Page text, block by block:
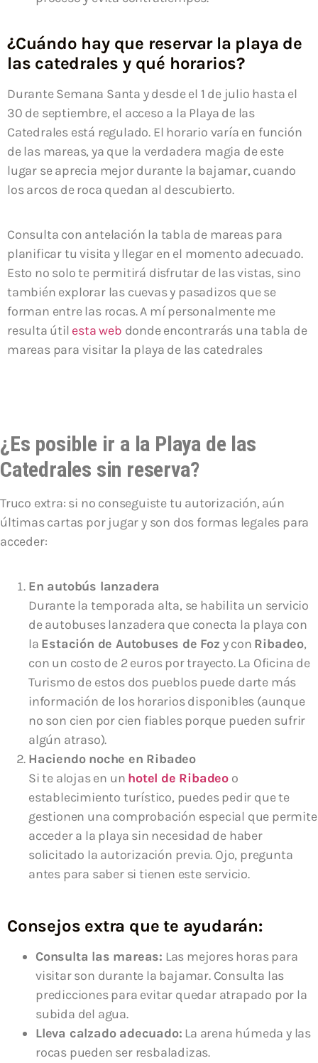
¿Cuándo hay que reservar la playa de
las catedrales y qué horarios?
Durante Semana Santa y desde el 1 de julio hasta el
30 de septiembre, el acceso a la Playa de las
Catedrales está regulado. El horario varía en función
de las mareas, ya que la verdadera magia de este
lugar se aprecia mejor durante la bajamar, cuando
los arcos de roca quedan al descubierto.
Consulta con antelación la tabla de mareas para
planificar tu visita y llegar en el momento adecuado.
Esto no solo te permitirá disfrutar de las vistas, sino
también explorar las cuevas y pasadizos que se
forman entre las rocas. A mí personalmente me
resulta útil esta web donde encontrarás una tabla de
mareas para visitar la playa de las catedrales
¿Es posible ir a la Playa de las
Catedrales sin reserva?
Truco extra: si no conseguiste tu autorización, aún
últimas cartas por jugar y son dos formas legales para
acceder:
En autobús lanzadera
Durante la temporada alta, se habilita un servicio
de autobuses lanzadera que conecta la playa con
la Estación de Autobuses de Foz y con Ribadeo,
con un costo de 2 euros por trayecto. La Oficina de
Turismo de estos dos pueblos puede darte más
información de los horarios disponibles (aunque
no son cien por cien fiables porque pueden sufrir
algún atraso).
Haciendo noche en Ribadeo
Si te alojas en un hotel de Ribadeo o
establecimiento turístico, puedes pedir que te
gestionen una comprobación especial que permite
acceder a la playa sin necesidad de haber
solicitado la autorización previa. Ojo, pregunta
antes para saber si tienen este servicio.
Consejos extra que te ayudarán:
Consulta las mareas: Las mejores horas para
visitar son durante la bajamar. Consulta las
predicciones para evitar quedar atrapado por la
subida del agua.
Lleva calzado adecuado: La arena húmeda y las
rocas pueden ser resbaladizas.